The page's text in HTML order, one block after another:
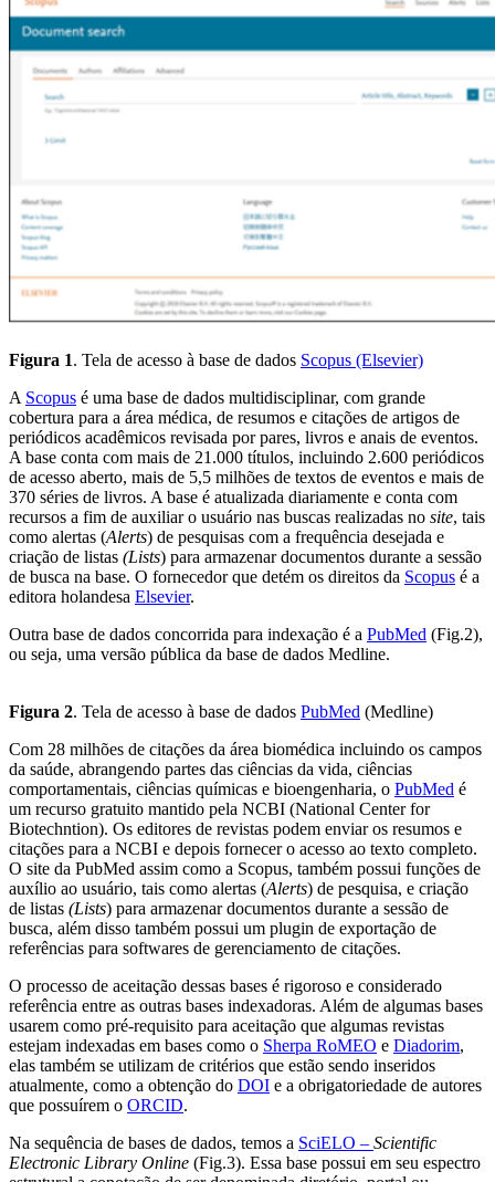
Figura 1. Tela de acesso à base de dados Scopus (Elsevier)
A Scopus é uma base de dados multidisciplinar, com grande
cobertura para a área médica, de resumos e citações de artigos de
periódicos acadêmicos revisada por pares, livros e anais de eventos.
A base conta com mais de 21.000 títulos, incluindo 2.600 periódicos
de acesso aberto, mais de 5,5 milhões de textos de eventos e mais de
370 séries de livros. A base é atualizada diariamente e conta com
recursos a fim de auxiliar o usuário nas buscas realizadas no site, tais
como alertas (Alerts) de pesquisas com a frequência desejada e
criação de listas (Lists) para armazenar documentos durante a sessão
de busca na base. O fornecedor que detém os direitos da Scopus é a
editora holandesa Elsevier.
Outra base de dados concorrida para indexação é a PubMed (Fig.2),
ou seja, uma versão pública da base de dados Medline.
Figura 2. Tela de acesso à base de dados PubMed (Medline)
Com 28 milhões de citações da área biomédica incluindo os campos
da saúde, abrangendo partes das ciências da vida, ciências
comportamentais, ciências químicas e bioengenharia, o PubMed é
um recurso gratuito mantido pela NCBI (National Center for
Biotechntion). Os editores de revistas podem enviar os resumos e
citações para a NCBI e depois fornecer o acesso ao texto completo.
O site da PubMed assim como a Scopus, também possui funções de
auxílio ao usuário, tais como alertas (Alerts) de pesquisa, e criação
de listas (Lists) para armazenar documentos durante a sessão de
busca, além disso também possui um plugin de exportação de
referências para softwares de gerenciamento de citações.
O processo de aceitação dessas bases é rigoroso e considerado
referência entre as outras bases indexadoras. Além de algumas bases
usarem como pré-requisito para aceitação que algumas revistas
estejam indexadas em bases como o Sherpa RoMEO e Diadorim,
elas também se utilizam de critérios que estão sendo inseridos
atualmente, como a obtenção do DOI e a obrigatoriedade de autores
que possuírem o ORCID.
Na sequência de bases de dados, temos a SciELO – Scientific
Electronic Library Online (Fig.3). Essa base possui em seu espectro